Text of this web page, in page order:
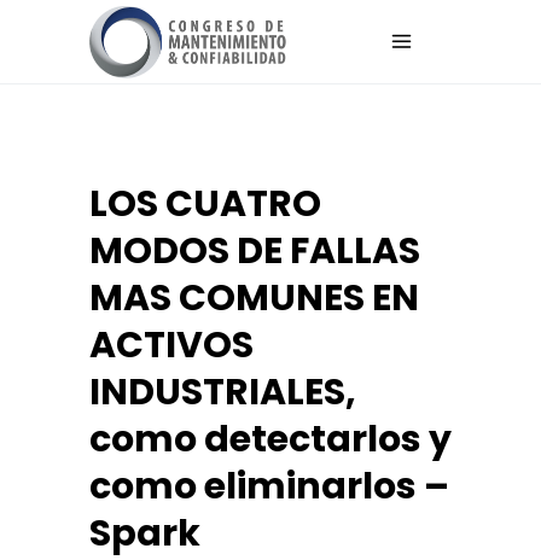
LOS CUATRO
MODOS DE FALLAS
MAS COMUNES EN
ACTIVOS
INDUSTRIALES,
como detectarlos y
como eliminarlos –
Spark